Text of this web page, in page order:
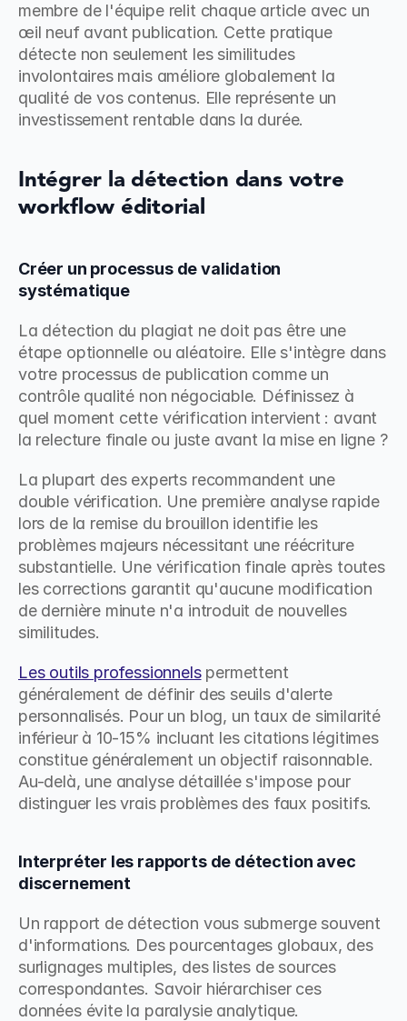
membre de l'équipe relit chaque article avec un
œil neuf avant publication. Cette pratique
détecte non seulement les similitudes
involontaires mais améliore globalement la
qualité de vos contenus. Elle représente un
investissement rentable dans la durée.
Intégrer la détection dans votre
workflow éditorial
Créer un processus de validation
systématique
La détection du plagiat ne doit pas être une
étape optionnelle ou aléatoire. Elle s'intègre dans
votre processus de publication comme un
contrôle qualité non négociable. Définissez à
quel moment cette vérification intervient : avant
la relecture finale ou juste avant la mise en ligne ?
La plupart des experts recommandent une
double vérification. Une première analyse rapide
lors de la remise du brouillon identifie les
problèmes majeurs nécessitant une réécriture
substantielle. Une vérification finale après toutes
les corrections garantit qu'aucune modification
de dernière minute n'a introduit de nouvelles
similitudes.
Les outils professionnels permettent
généralement de définir des seuils d'alerte
personnalisés. Pour un blog, un taux de similarité
inférieur à 10-15% incluant les citations légitimes
constitue généralement un objectif raisonnable.
Au-delà, une analyse détaillée s'impose pour
distinguer les vrais problèmes des faux positifs.
Interpréter les rapports de détection avec
discernement
Un rapport de détection vous submerge souvent
d'informations. Des pourcentages globaux, des
surlignages multiples, des listes de sources
correspondantes. Savoir hiérarchiser ces
données évite la paralysie analytique.